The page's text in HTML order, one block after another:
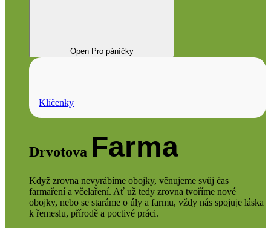
Open Pro páníčky
Klíčenky
Drvotova Farma
Když zrovna nevyrábíme obojky, věnujeme svůj čas
farmaření a včelaření. Ať už tedy zrovna tvoříme nové
obojky, nebo se staráme o úly a farmu, vždy nás spojuje láska
k řemeslu, přírodě a poctivé práci.